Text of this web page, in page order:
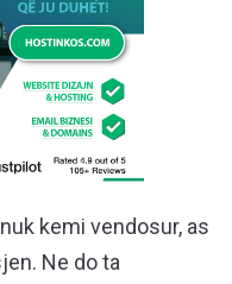
kemi vendosur, as
Ne do ta